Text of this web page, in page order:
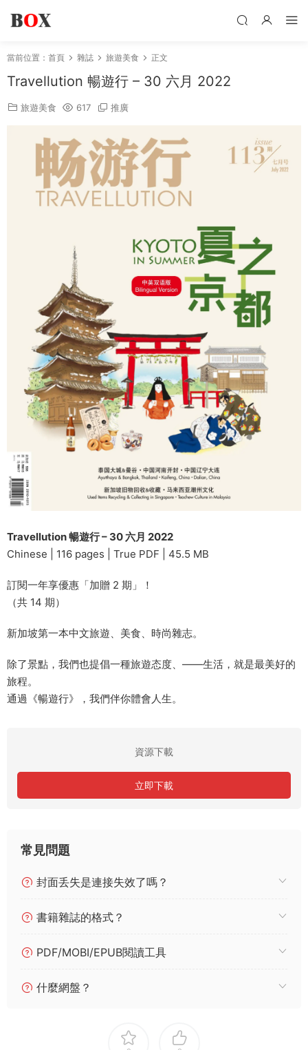
當前位置： 首頁 雜誌 旅遊美食 正文
Travellution 暢遊行 – 30 六月 2022
旅遊美食 617 推廣
Travellution 暢遊行 – 30 六月 2022
Chinese | 116 pages | True PDF | 45.5 MB
訂閱一年享優惠「加贈 2 期」！
（共 14 期）
新加坡第一本中文旅遊、美食、時尚雜志。
除了景點，我們也提倡一種旅遊态度、——生活，就是最美好的
旅程。
通過《暢遊行》，我們伴你體會人生。
資源下載
立即下載
常見問題
封面丢失是連接失效了嗎？
書籍雜誌的格式？
PDF/MOBI/EPUB閱讀工具
什麼網盤？